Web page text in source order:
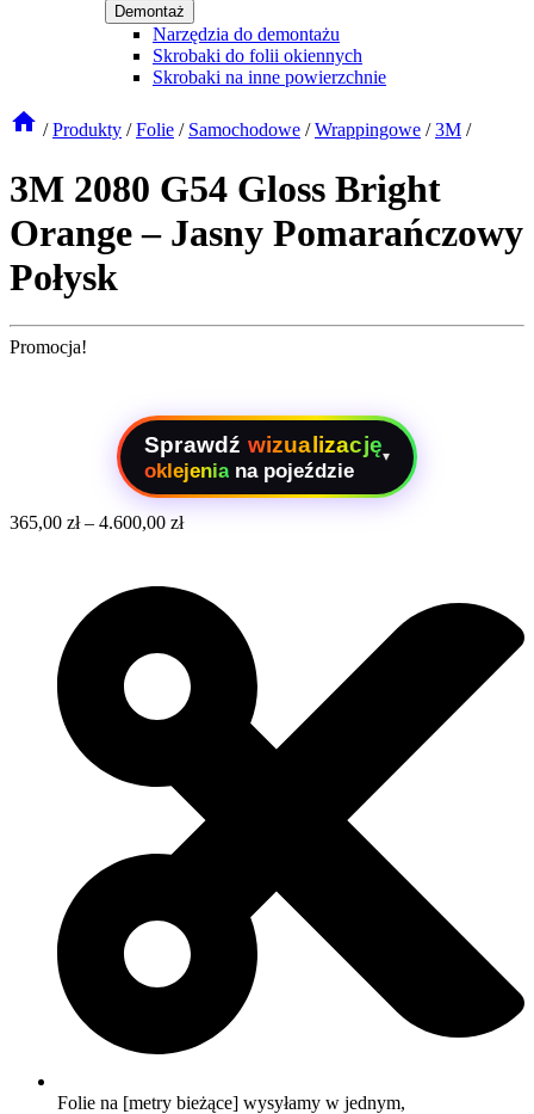
Demontaż
Narzędzia do demontażu
Skrobaki do folii okiennych
Skrobaki na inne powierzchnie
/ Produkty / Folie / Samochodowe / Wrappingowe / 3M /
3M 2080 G54 Gloss Bright
Orange – Jasny Pomarańczowy
Połysk
Promocja!
Sprawdź wizualizację
oklejenia na pojeździe
▾
365,00 zł– 4.600,00 zł
Folie na [metry bieżące] wysyłamy w jednym,